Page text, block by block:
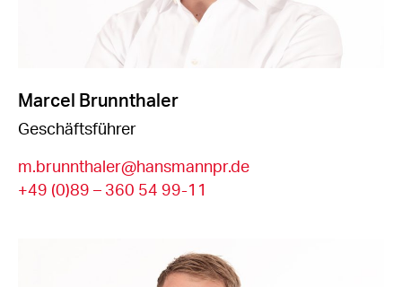
Marcel Brunnthaler
Geschäftsführer
m.brunnthaler@hansmannpr.de
+49 (0)89 – 360 54 99-11